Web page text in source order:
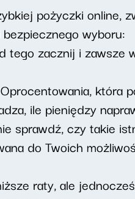
pożyczki online,
wyboru:
zacznij i zawsze
która
ile pieniędzy
sprawdź, czy takie
do Twoich
raty, ale